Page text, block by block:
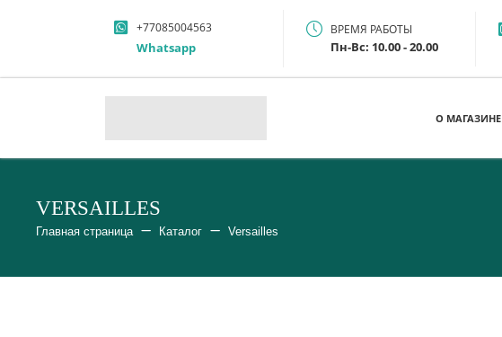
+77085004563
Whatsapp
ВРЕМЯ РАБОТЫ
Пн-Вс: 10.00 - 20.00
О МАГАЗИНЕ
VERSAILLES
Главная страница Каталог Versailles